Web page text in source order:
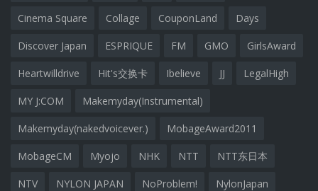
Cinema Square Collage CouponLand Days
Discover Japan ESPRIQUE FM GMO GirlsAward
Heartwilldrive Hit's交换卡 Ibelieve JJ LegalHigh
MY J:COM Makemyday(Instrumental)
Makemyday(nakedvoicever.) MobageAward2011
MobageCM Myojo NHK NTT NTT东日本
NTV NYLON JAPAN NoProblem! NylonJapan